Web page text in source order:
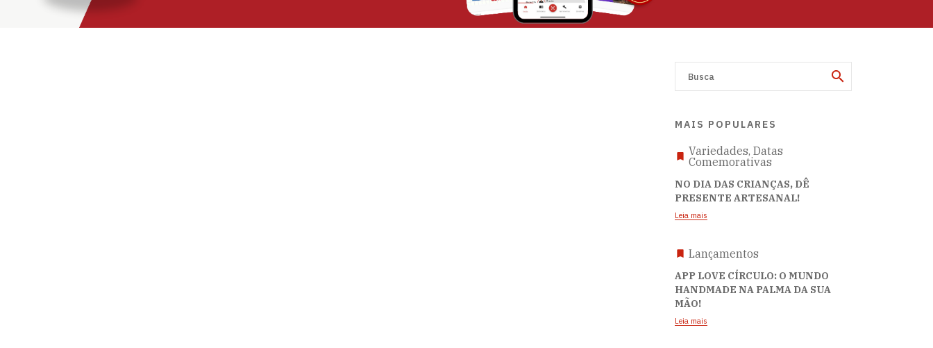
MAIS POPULARES
Variedades, Datas
Comemorativas
NO DIA DAS CRIANÇAS, DÊ
PRESENTE ARTESANAL!
Leia mais
Lançamentos
APP LOVE CÍRCULO: O MUNDO
HANDMADE NA PALMA DA SUA
MÃO!
Leia mais